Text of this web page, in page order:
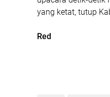
yang ketat, tutup
Red